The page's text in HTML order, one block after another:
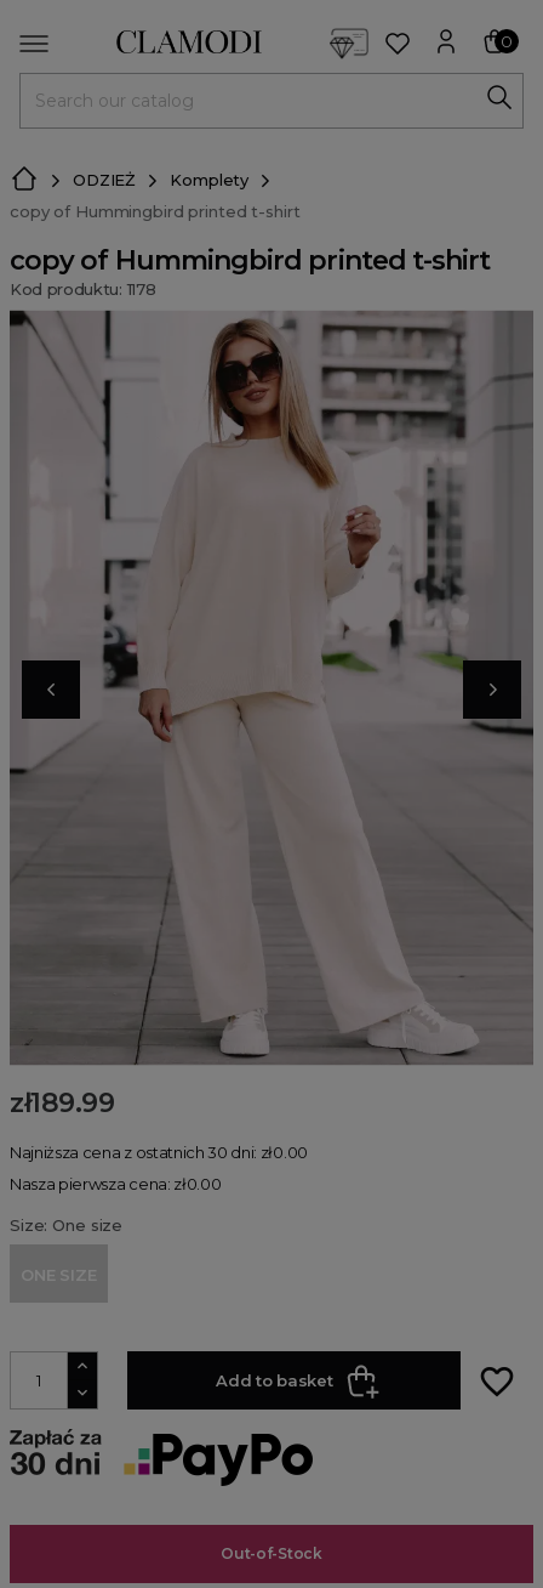
0
ODZIEŻ
Komplety
copy of Hummingbird printed t-shirt
copy of Hummingbird printed t-shirt
Kod produktu: 1178
zł189.99
Najniższa cena z ostatnich 30 dni: zł0.00
Nasza pierwsza cena: zł0.00
Size: One size
ONE SIZE
Add to basket favorite_border
Out-of-Stock